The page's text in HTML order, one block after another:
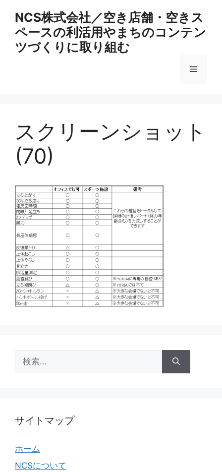
NCS株式会社／空き店舗・空きス
ペースの利活用やまちのコンテン
ツづくりに取り組む
メ
ュ
スクリーンショット
(70)
索:
サイトマップ
ホーム
NCSについて